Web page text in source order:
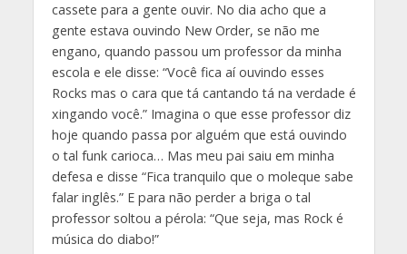
cassete para a gente ouvir. No dia acho que a
gente estava ouvindo New Order, se não me
engano, quando passou um professor da minha
escola e ele disse: “Você fica aí ouvindo esses
Rocks mas o cara que tá cantando tá na verdade é
xingando você.” Imagina o que esse professor diz
hoje quando passa por alguém que está ouvindo
o tal funk carioca… Mas meu pai saiu em minha
defesa e disse “Fica tranquilo que o moleque sabe
falar inglês.” E para não perder a briga o tal
professor soltou a pérola: “Que seja, mas Rock é
música do diabo!”